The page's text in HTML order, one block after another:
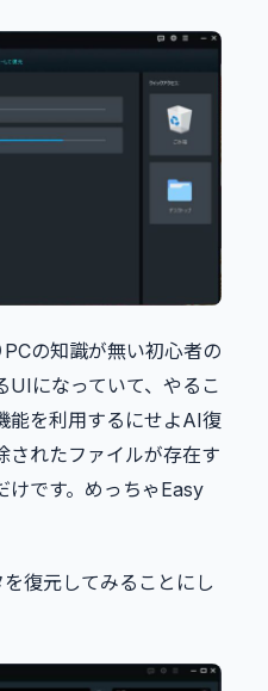
の知識が無い初心者の
UIになっていて、やるこ
能を利用するにせよAI復
されたファイルが存在す
けです。めっちゃEasy
復元してみることにし